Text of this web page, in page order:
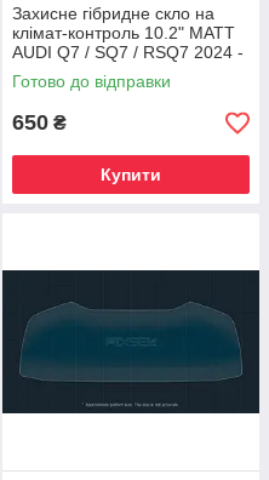
Захисне гібридне скло на
клімат-контроль 10.2" MATT
AUDI Q7 / SQ7 / RSQ7 2024 -
Готово до відправки
650 ₴
Купити